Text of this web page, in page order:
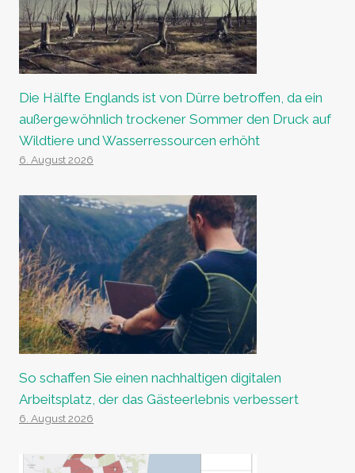
Die Hälfte Englands ist von Dürre betroffen, da ein
außergewöhnlich trockener Sommer den Druck auf
Wildtiere und Wasserressourcen erhöht
6. August 2026
So schaffen Sie einen nachhaltigen digitalen
Arbeitsplatz, der das Gästeerlebnis verbessert
6. August 2026